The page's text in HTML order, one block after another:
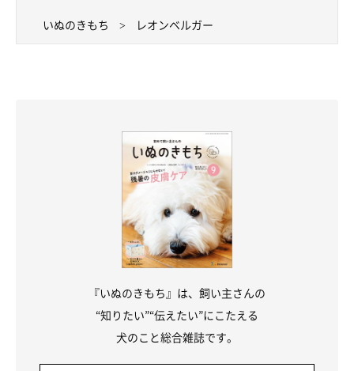
いぬのきもち レオンベルガー
『いぬのきもち』は、飼い主さんの
“知りたい”“伝えたい”にこたえる
犬のこと総合雑誌です。